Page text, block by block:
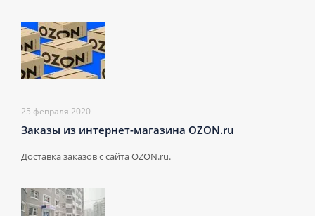
25 февраля 2020
Заказы из интернет-магазина OZON.ru
Доставка заказов с сайта OZON.ru.